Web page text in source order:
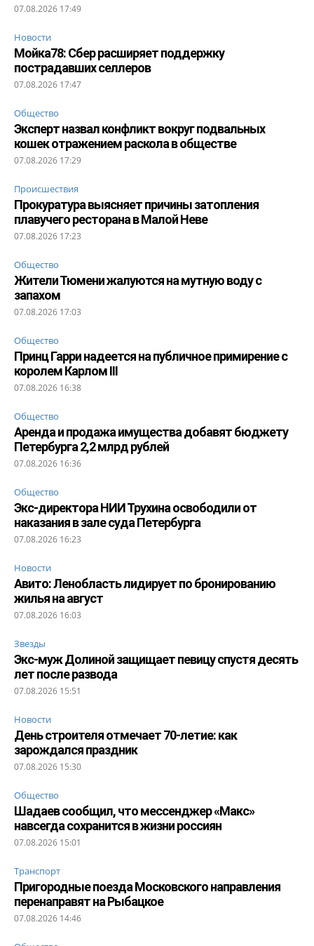
07.08.2026 17:49
Новости
Мойка78: Сбер расширяет поддержку
пострадавших селлеров
07.08.2026 17:47
Общество
Эксперт назвал конфликт вокруг подвальных
кошек отражением раскола в обществе
07.08.2026 17:29
Происшествия
Прокуратура выясняет причины затопления
плавучего ресторана в Малой Неве
07.08.2026 17:23
Общество
Жители Тюмени жалуются на мутную воду с
запахом
07.08.2026 17:03
Общество
Принц Гарри надеется на публичное примирение с
королем Карлом III
07.08.2026 16:38
Общество
Аренда и продажа имущества добавят бюджету
Петербурга 2,2 млрд рублей
07.08.2026 16:36
Общество
Экс-директора НИИ Трухина освободили от
наказания в зале суда Петербурга
07.08.2026 16:23
Новости
Авито: Ленобласть лидирует по бронированию
жилья на август
07.08.2026 16:03
Звезды
Экс-муж Долиной защищает певицу спустя десять
лет после развода
07.08.2026 15:51
Новости
День строителя отмечает 70-летие: как
зарождался праздник
07.08.2026 15:30
Общество
Шадаев сообщил, что мессенджер «Макс»
навсегда сохранится в жизни россиян
07.08.2026 15:01
Транспорт
Пригородные поезда Московского направления
перенаправят на Рыбацкое
07.08.2026 14:46